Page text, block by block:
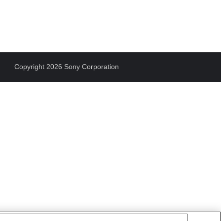
Copyright 2026 Sony Corporation